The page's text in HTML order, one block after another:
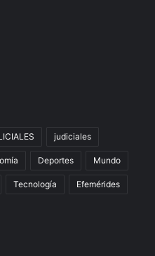
judiciales
Deportes Mundo
Tecnología Efemérides